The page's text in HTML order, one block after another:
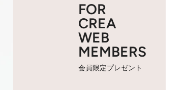
FOR
CREA
WEB
MEMBERS
会員限定プレゼント